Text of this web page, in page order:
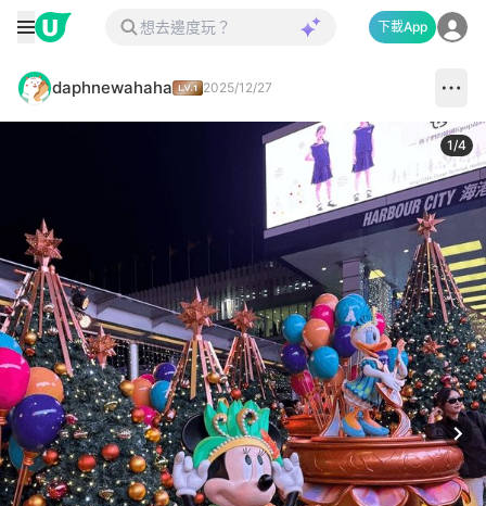
下載App
daphnewahaha 2025/12/27
1/4